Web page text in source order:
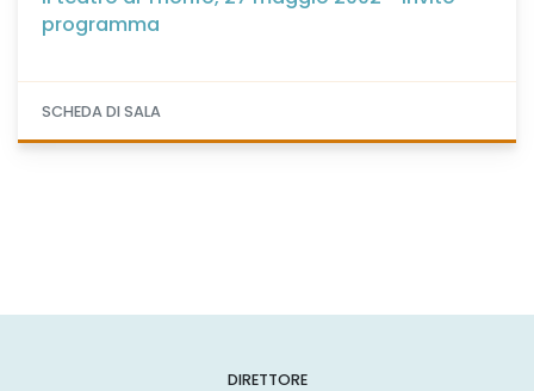
programma
SCHEDA DI SALA
DIRETTORE